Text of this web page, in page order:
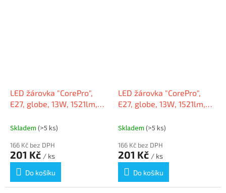
LED žárovka "CorePro",
E27, globe, 13W, 1521lm,
Skladem (>5 ks)
166 Kč bez DPH
201 Kč / ks
Do košíku
LED žárovka "CorePro",
E27, globe, 13W, 1521lm,
Skladem (>5 ks)
166 Kč bez DPH
201 Kč / ks
Do košíku